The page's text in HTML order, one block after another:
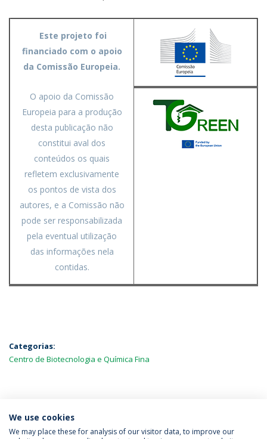
Este projeto foi
financiado com o apoio
da Comissão Europeia.
O apoio da Comissão
Europeia para a produção
desta publicação não
constitui aval dos
conteúdos os quais
refletem exclusivamente
os pontos de vista dos
autores, e a Comissão não
pode ser responsabilizada
pela eventual utilização
das informações nela
contidas.
Categorias:
Centro de Biotecnologia e Química Fina
MAIS NOTÍCIAS
We use cookies
We may place these for analysis of our visitor data, to improve our